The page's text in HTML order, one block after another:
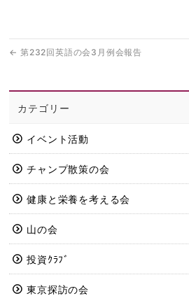
← 第232回英語の会3月例会報告
カテゴリー
イベント活動
チャンプ散策の会
健康と栄養を考える会
山の会
投資ｸﾗﾌﾞ
東京探訪の会